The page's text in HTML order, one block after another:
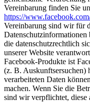
Vereinbarung finden Sie
https://
Vereinbarung sind wir für
Datenschutzinformationen
die datenschutzrechtlich
unserer Website
Facebook-Produkte ist
(z. B. Auskunftsersuchen)
verarbeiteten Daten
machen. Wenn Sie die
sind wir verpflichtet, diese